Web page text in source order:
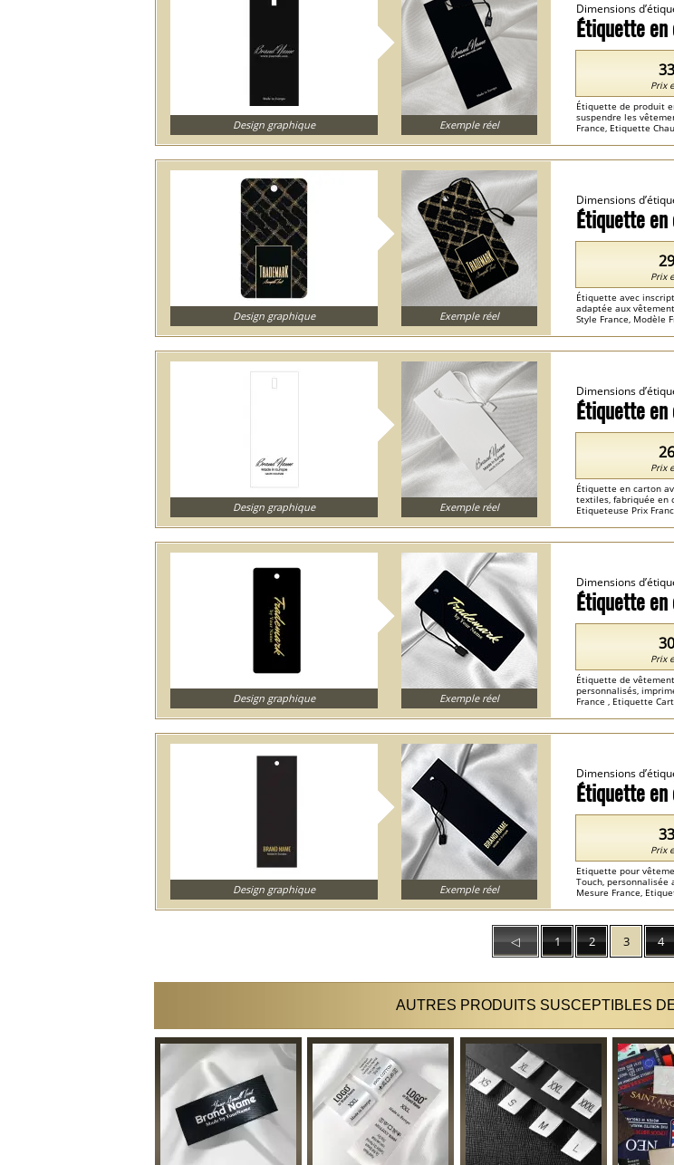
Étiquette
Dimensions
Étiquette de produit
suspendre les
France, Etiquette
Prix
Design graphique Exemple réel
Étiquette en
Dimensions
Étiquette avec
adaptée aux
Style France, Modèle
Prix
Design graphique Exemple réel
Étiquette
Dimensions
Étiquette en carton
textiles, fabriquée en
Etiqueteuse Prix
Prix
Design graphique Exemple réel
Étiquette
Dimensions
Étiquette de
personnalisés,
France , Etiquette
Prix
Design graphique Exemple réel
Étiquette
Dimensions
Etiquette pour
Touch, personnalisée
Mesure France,
Prix
Design graphique Exemple réel
◁ 1 2 3 4
AUTRES PRODUITS SUSCEPTIBLES